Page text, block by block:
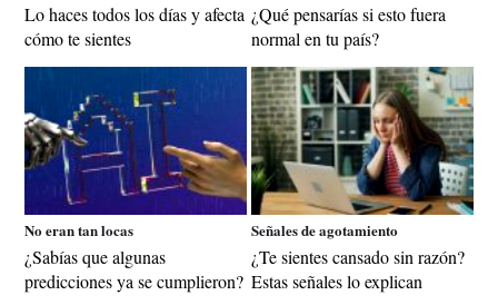
Lo haces todos los días y afecta
cómo te sientes
¿Qué pensarías si esto fuera
normal en tu país?
No eran tan locas
¿Sabías que algunas
predicciones ya se cumplieron?
Señales de agotamiento
¿Te sientes cansado sin razón?
Estas señales lo explican